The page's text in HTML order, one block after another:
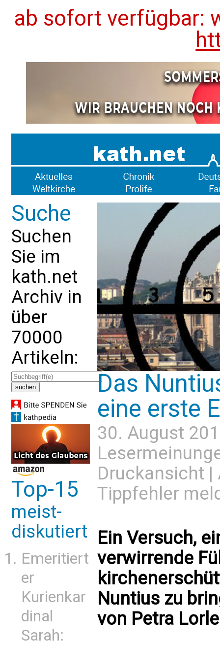
ab sofort verfügbar:
Suche
Suchen
Sie im
kath.net
Archiv in
über
70000
Artikeln:
Top-15
meist-
diskutiert
Emeritiert
er
Kurienkar
dinal
Sarah:
Das
eine erste
30. August
Druckansicht |
Tippfehler
Ein Versuch,
verwirrende
Nuntius zu
von Petra